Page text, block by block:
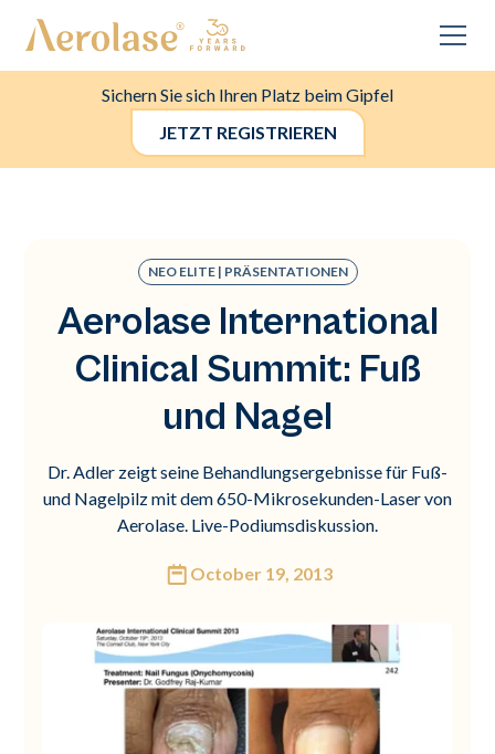
Sichern Sie sich Ihren Platz beim Gipfel
JETZT REGISTRIEREN
NEO ELITE | PRÄSENTATIONEN
Aerolase International
Clinical Summit: Fuß
und Nagel
Dr. Adler zeigt seine Behandlungsergebnisse für Fuß-
und Nagelpilz mit dem 650-Mikrosekunden-Laser von
Aerolase. Live-Podiumsdiskussion.
October 19, 2013